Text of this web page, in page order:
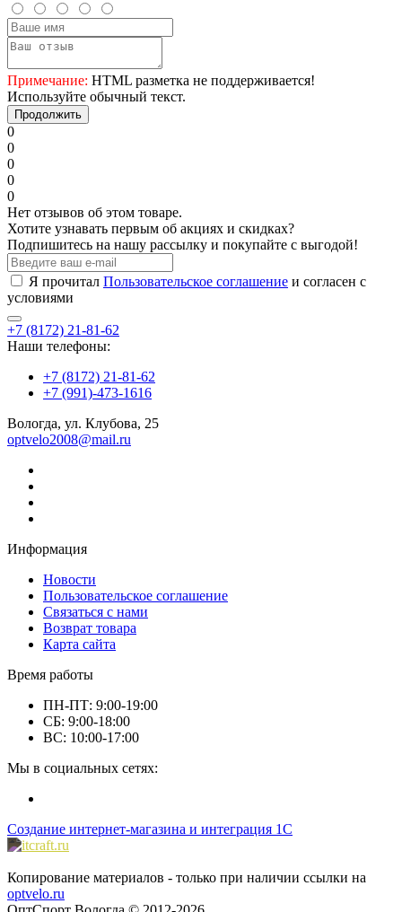
Примечание: HTML разметка не поддерживается!
Используйте обычный текст.
Продолжить
0
0
0
0
0
Нет отзывов об этом товаре.
Хотите узнавать первым об акциях и скидках?
Подпишитесь на нашу рассылку и покупайте с выгодой!
Я прочитал Пользовательское соглашение и согласен с
условиями
+7 (8172) 21-81-62
Наши телефоны:
+7 (8172) 21-81-62
+7 (991)-473-1616
Вологда, ул. Клубова, 25
optvelo2008@mail.ru
Информация
Новости
Пользовательское соглашение
Связаться с нами
Возврат товара
Карта сайта
Время работы
ПН-ПТ: 9:00-19:00
СБ: 9:00-18:00
ВС: 10:00-17:00
Мы в социальных сетях:
Создание интернет-магазина и интеграция 1С
Копирование материалов - только при наличии ссылки на
optvelo.ru